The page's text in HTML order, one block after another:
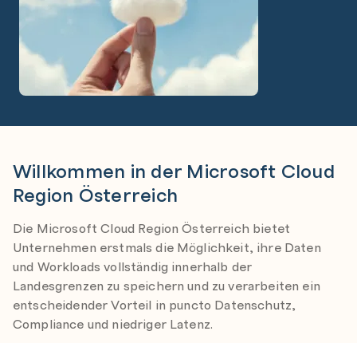
Willkommen in der Microsoft Cloud
Region Österreich
Die Microsoft Cloud Region Österreich bietet
Unternehmen erstmals die Möglichkeit, ihre Daten
und Workloads vollständig innerhalb der
Landesgrenzen zu speichern und zu verarbeiten ein
entscheidender Vorteil in puncto Datenschutz,
Compliance und niedriger Latenz.